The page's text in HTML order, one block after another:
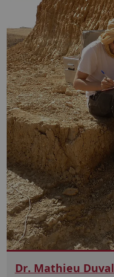
Dr. Mathieu Duval